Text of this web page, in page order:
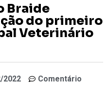
Braide
do primeiro
Veterinário
2022 Comentário